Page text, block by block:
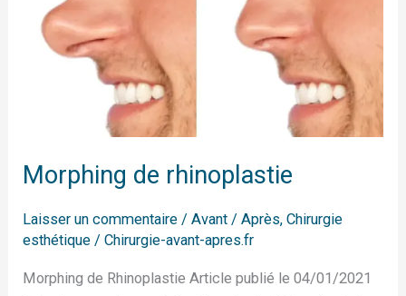
Morphing de rhinoplastie
Laisser un commentaire /Avant / Après,Chirurgie
esthétique /Chirurgie-avant-apres.fr
Morphing de Rhinoplastie Article publié le 04/01/2021